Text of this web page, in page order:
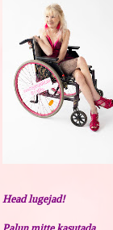
Head lugejad!